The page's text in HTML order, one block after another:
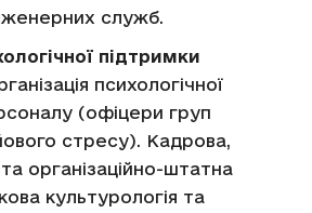
служб.
підтримки
психологічної
(офіцери груп
стресу). Кадрова,
та організаційно-штатна
культурологія та